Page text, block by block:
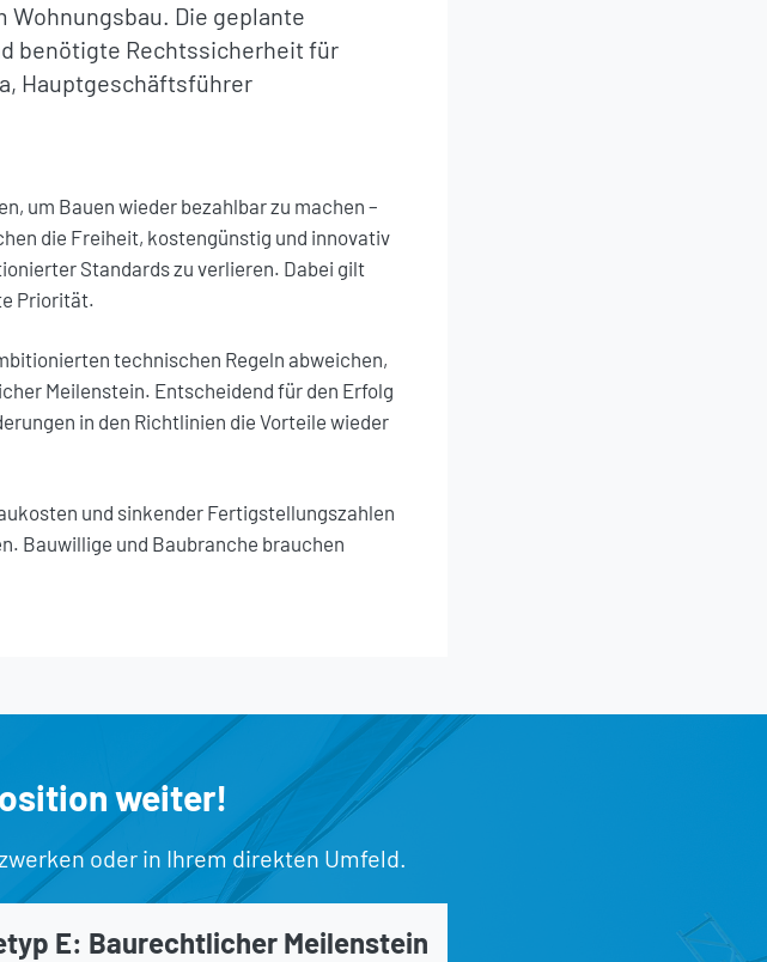
Die geplante
benötigte Rechtssicherheit für
Hauptgeschäftsführer
um Bauen wieder bezahlbar zu machen –
die Freiheit, kostengünstig und innovativ
Standards zu verlieren. Dabei gilt
Priorität.
technischen Regeln abweichen,
Meilenstein. Entscheidend für den Erfolg
in den Richtlinien die Vorteile wieder
und sinkender Fertigstellungszahlen
Bauwillige und Baubranche brauchen
weiter!
oder in Ihrem direkten Umfeld.
E: Baurechtlicher Meilenstein